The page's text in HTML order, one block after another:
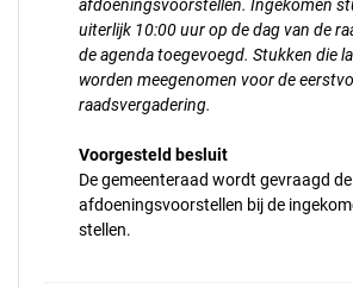
afdoeningsvoorstellen. Ingekomen
uiterlijk 10:00 uur op de dag van de
de agenda toegevoegd. Stukken die
worden meegenomen voor de
raadsvergadering.
Voorgesteld besluit
De gemeenteraad wordt gevraagd de
afdoeningsvoorstellen bij de
stellen.